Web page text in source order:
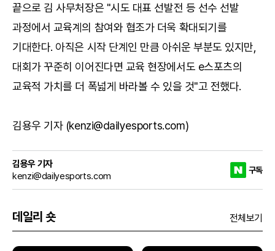
끝으로 김 사무처장은 "시도 대표 선발전 등 선수 선발
과정에서 교육계의 참여와 협조가 더욱 확대되기를
기대한다. 아직은 시작 단계인 만큼 아쉬운 부분도 있지만,
대회가 꾸준히 이어진다면 교육 현장에서도 e스포츠의
교육적 가치를 더 폭넓게 바라볼 수 있을 것"고 전했다.
김용우 기자 (kenzi@dailyesports.com)
김용우 기자
kenzi@dailyesports.com
구독
데일리 숏 전체보기